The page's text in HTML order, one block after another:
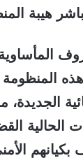
هيبة
المنظومة
الحالية
بكيانهم